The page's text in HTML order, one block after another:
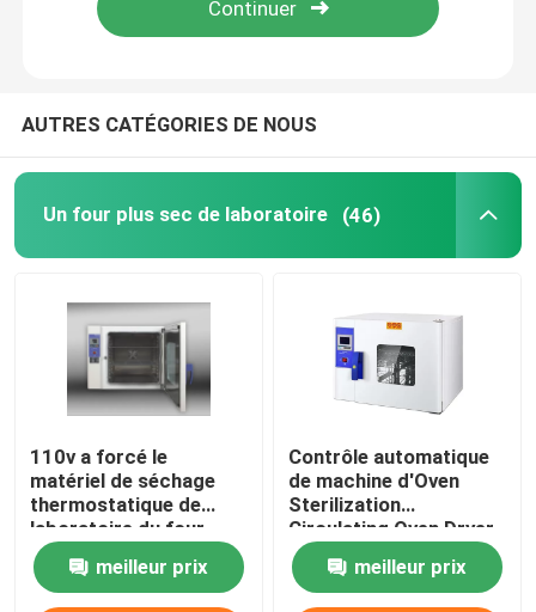
Contact
Tous les cas
Un four plus sec de laboratoire
Four de séchage industriel
Incubateur thermostatique
AUTRES CATÉGORIES DE NOUS
Un four plus sec de laboratoire (46)
110v a forcé le
matériel de séchage
thermostatique de
laboratoire du four
60Hz de dessication
par convection
meilleur prix
Contrôle automatique
de machine d'Oven
Sterilization
Circulating Oven Dryer
d'air chaud de DHG
meilleur prix